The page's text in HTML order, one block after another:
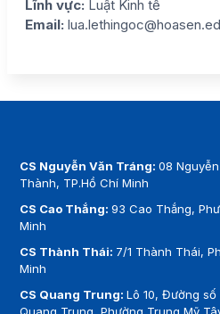
Lĩnh vực: Luật Kinh tế
Email:
CS Nguyễn Văn Tráng:08
Thành, TP.Hồ Chí Minh
CS Cao Thắng:93 Cao Thắng,
Minh
CS Thành Thái: 7/1 Thành Thái,
Minh
CS Quang Trung:Lô 10, Đường số